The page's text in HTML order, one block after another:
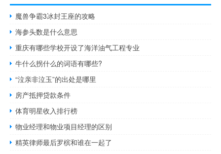
魔兽争霸3冰封王座的攻略
海参头数是什么意思
重庆有哪些学校开设了海洋油气工程专业
牛什么拐什么的词语有哪些?
“泣亲非泣玉”的出处是哪里
房产抵押贷款条件
体育明星收入排行榜
物业经理和物业项目经理的区别
精英律师最后罗槟和谁在一起了